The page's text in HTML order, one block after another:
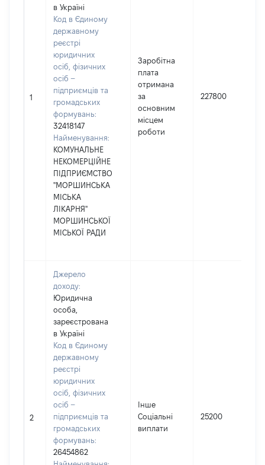
1
в Україні
Код в Єдиному
державному
реєстрі
юридичних
осіб, фізичних
осіб –
підприємців та
громадських
формувань:
32418147
Найменування:
КОМУНАЛЬНЕ
НЕКОМЕРЦІЙНЕ
ПІДПРИЄМСТВО
"МОРШИНСЬКА
МІСЬКА
ЛІКАРНЯ"
МОРШИНСЬКОЇ
МІСЬКОЇ РАДИ
Заробітна
плата
отримана
за
основним
місцем
роботи
227800
2
Джерело
доходу:
Юридична
особа,
зареєстрована
в Україні
Код в Єдиному
державному
реєстрі
юридичних
осіб, фізичних
осіб –
підприємців та
громадських
формувань:
26454862
Інше
Соціальні
виплати
25200